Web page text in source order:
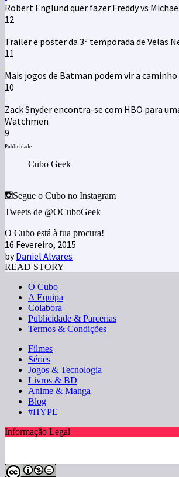
Robert Englund quer fazer Freddy vs
12
Trailer e poster da 3ª temporada de Velas
11
Mais jogos de Batman podem vir a caminho
10
Zack Snyder encontra-se com HBO para
Watchmen
9
Publicidade
Cubo Geek
Segue o Cubo no Instagram
Tweets de @OCuboGeek
O Cubo está à tua procura!
16 Fevereiro, 2015
byDaniel Alvares
READ STORY
O Cubo
A Equipa
Colabora
Publicidade & Parcerias
Termos & Condições
Filmes
Séries
Jogos & Tecnologia
Livros & BD
Anime & Manga
Blog
#HYPE
Informação Legal